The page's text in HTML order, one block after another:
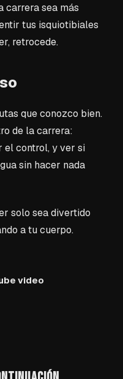
carrera sea más
tus isquiotibiales
retrocede.
que conozco bien.
de la carrera:
el control, y ver si
sin hacer nada
solo sea divertido
a tu cuerpo.
video